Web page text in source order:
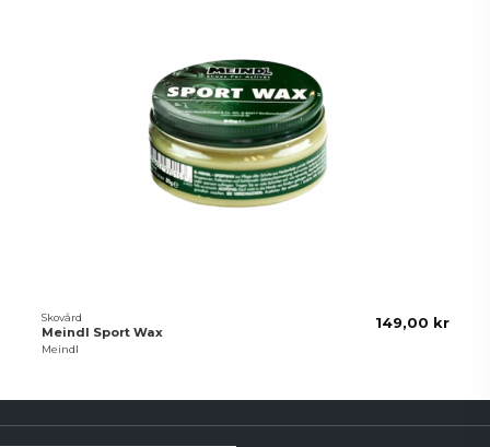
Skovård
Meindl Sport Wax
Meindl
149,00 kr